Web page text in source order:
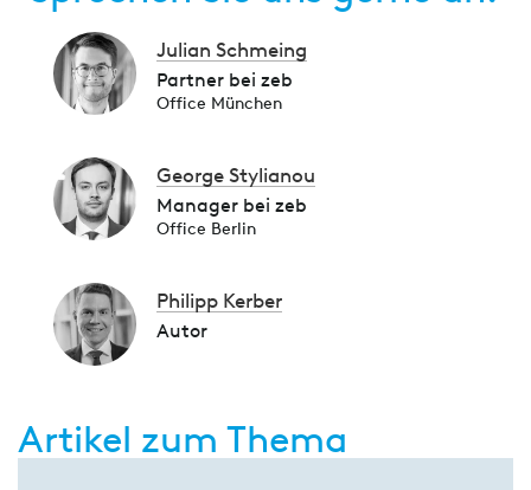
Julian Schmeing
Partner bei zeb
Office München
George Stylianou
Manager bei zeb
Office Berlin
Philipp Kerber
Autor
Artikel zum Thema